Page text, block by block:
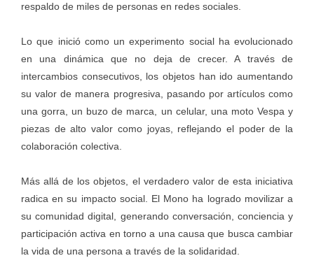
respaldo de miles de personas en redes sociales.
Lo que inició como un experimento social ha evolucionado
en una dinámica que no deja de crecer. A través de
intercambios consecutivos, los objetos han ido aumentando
su valor de manera progresiva, pasando por artículos como
una gorra, un buzo de marca, un celular, una moto Vespa y
piezas de alto valor como joyas, reflejando el poder de la
colaboración colectiva.
Más allá de los objetos, el verdadero valor de esta iniciativa
radica en su impacto social. El Mono ha logrado movilizar a
su comunidad digital, generando conversación, conciencia y
participación activa en torno a una causa que busca cambiar
la vida de una persona a través de la solidaridad.